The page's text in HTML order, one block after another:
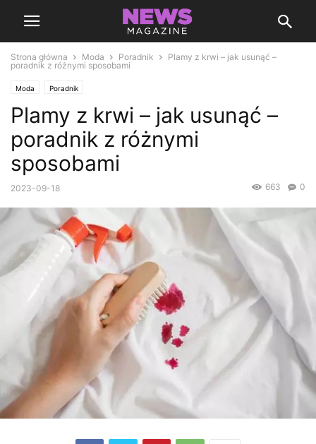
Strona główna Moda Poradnik
Plamy z krwi – jak usunąć –
poradnik z różnymi sposobami
Moda Poradnik
Plamy z krwi – jak usunąć –
poradnik z różnymi
sposobami
2023-09-18 0
663